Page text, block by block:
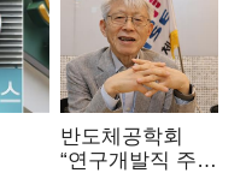
반도체공학회
“연구개발직 주